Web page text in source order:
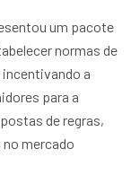
um pacote
normas de
a
para a
de regras,
mercado